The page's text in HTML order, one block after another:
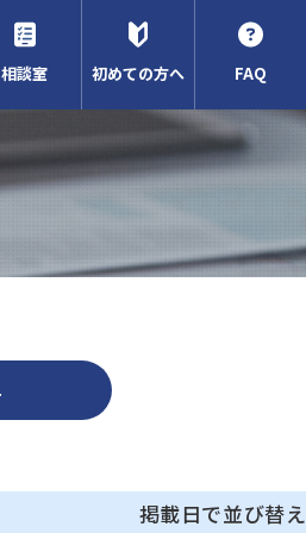
相談室 初めての方へ FAQ
掲載日で並び替え